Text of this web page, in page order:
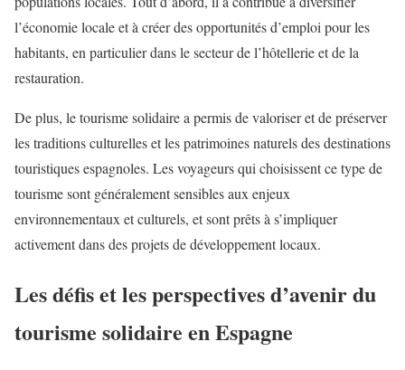
l’économie locale et à créer des opportunités d’emploi pour les
habitants, en particulier dans le secteur de l’hôtellerie et de la
restauration.
De plus, le tourisme solidaire a permis de valoriser et de préserver
les traditions culturelles et les patrimoines naturels des destinations
touristiques espagnoles. Les voyageurs qui choisissent ce type de
tourisme sont généralement sensibles aux enjeux
environnementaux et culturels, et sont prêts à s’impliquer
activement dans des projets de développement locaux.
Les défis et les perspectives d’avenir du
tourisme solidaire en Espagne